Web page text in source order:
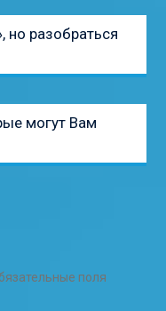
но разобраться
могут Вам
поля